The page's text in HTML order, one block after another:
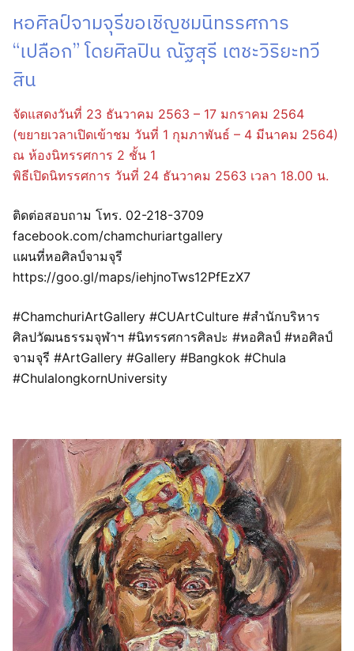
หอศิลป์จามจุรีขอเชิญชมนิทรรศการ
“เปลือก” โดยศิลปิน ณัฐสุรี เตชะวิริยะทวี
สิน
จัดแสดงวันที่ 23 ธันวาคม 2563 – 17 มกราคม 2564
(ขยายเวลาเปิดเข้าชม วันที่ 1 กุมภาพันธ์ – 4 มีนาคม 2564)
ณ ห้องนิทรรศการ 2 ชั้น 1
พิธีเปิดนิทรรศการ วันที่ 24 ธันวาคม 2563 เวลา 18.00 น.
ติดต่อสอบถาม โทร. 02-218-3709
facebook.com/chamchuriartgallery
แผนที่หอศิลป์จามจุรี
https://goo.gl/maps/iehjnoTws12PfEzX7
#ChamchuriArtGallery #CUArtCulture #สำนักบริหาร
ศิลปวัฒนธรรมจุฬาฯ #นิทรรศการศิลปะ #หอศิลป์ #หอศิลป์
จามจุรี #ArtGallery #Gallery #Bangkok #Chula
#ChulalongkornUniversity